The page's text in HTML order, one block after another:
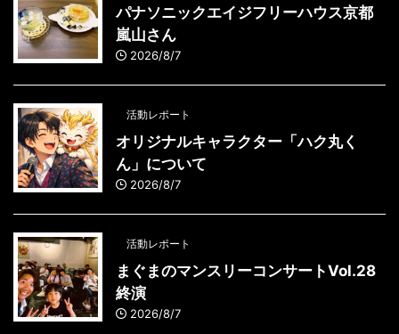
パナソニックエイジフリーハウス京都
嵐山さん
2026/8/7
活動レポート
オリジナルキャラクター「ハク丸く
ん」について
2026/8/7
活動レポート
まぐまのマンスリーコンサートVol.28
終演
2026/8/7